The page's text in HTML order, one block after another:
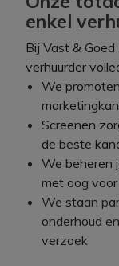
enkel
Bij Vast &
verhuurder
We
Screenen
de beste
We beheren
met oog
We staan
onderhoud
verzoek